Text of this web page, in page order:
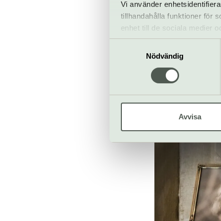
Vi använder
tillhandahålla funktioner för
enhet till de sociala medier
informationen med annan
Nödvändig
Avvisa
huset för att
Ebbas farmor
av detta
och påbörjade
arkitekter och
forna glans.